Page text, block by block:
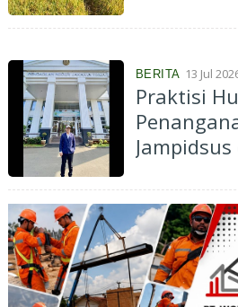
Nasional
BERITA 13 Jul
Praktisi
Hukum
Institusi